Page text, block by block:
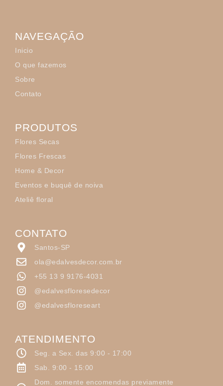
NAVEGAÇÃO
Inicio
O que fazemos
Sobre
Contato
PRODUTOS
Flores Secas
Flores Frescas
Home & Decor
Eventos e buquê de noiva
Ateliê floral
CONTATO
Santos-SP
ola@edalvesdecor.com.br
+55 13 9 9176-4031
@edalvesfloresedecor
@edalvesfloreseart
ATENDIMENTO
Seg. a Sex. das 9:00 - 17:00
Sab. 9:00 - 15:00
Dom. somente encomendas previamente